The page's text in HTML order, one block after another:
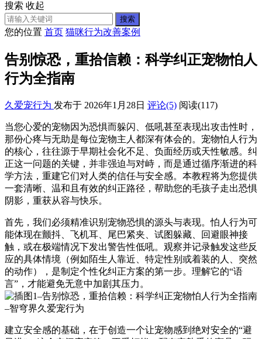
搜索 收起
搜索
您的位置 首页 猫咪行为改善案例
告别惊恐，重拾信赖：科学纠正宠物怕人
行为全指南
久爱宠行为 发布于 2026年1月28日 评论(5) 阅读(117)
当您心爱的宠物因为恐惧而躲闪、低吼甚至表现出攻击性时，
那份心疼与无助是每位宠物主人都深有体会的。宠物怕人行为
的核心，往往源于早期社会化不足、负面经历或天性敏感。纠
正这一问题的关键，并非强迫与对峙，而是通过循序渐进的科
学方法，重建它们对人类的信任与安全感。本教程将为您提供
一套清晰、温和且有效的纠正路径，帮助您的毛孩子走出恐惧
阴影，重获从容与快乐。
首先，我们必须精准识别宠物恐惧的源头与表现。怕人行为可
能体现在颤抖、飞机耳、尾巴紧夹、试图躲藏、回避眼神接
触，或在极端情况下发出警告性低吼。观察并记录触发这些反
应的具体情境（例如陌生人靠近、特定性别或着装的人、突然
的动作），是制定个性化纠正方案的第一步。理解它的“语
言”，才能避免无意中加剧其压力。
建立安全感的基础，在于创造一个让宠物感到绝对安全的“避